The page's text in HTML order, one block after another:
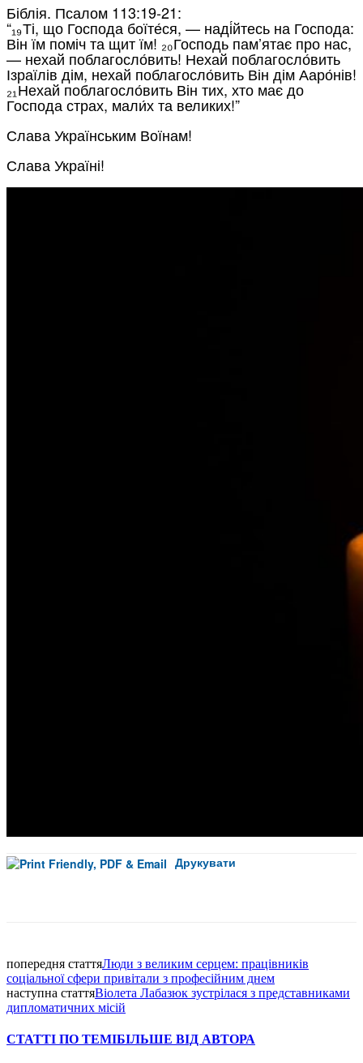
Біблія. Псалом 113:19-21:
“₁₉ Ті, що Господа боїте́ся, — наді́йтесь на Господа:
Він їм поміч та щит їм! ₂₀ Господь пам’ятає про нас,
— нехай поблагосло́вить! Нехай поблагосло́вить
Ізраїлів дім, нехай поблагосло́вить Він дім Ааро́нів!
₂₁ Нехай поблагосло́вить Він тих, хто має до
Господа страх, мали́х та великих!”
Слава Українським Воїнам!
Слава Україні!
Друкувати
попередня статтяЛюди з великим серцем: працівників
соціальної сфери привітали з професійним днем
наступна статтяВіолета Лабазюк зустрілася з представниками
дипломатичних місій
СТАТТІ ПО ТЕМІБІЛЬШЕ ВІД АВТОРА